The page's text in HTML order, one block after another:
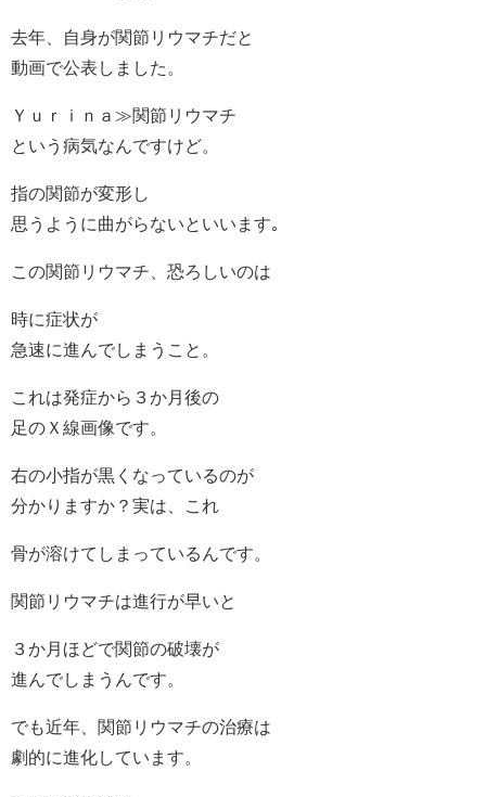
去年、自身が関節リウマチだと
動画で公表しました。
Ｙｕｒｉｎａ≫関節リウマチ
という病気なんですけど。
指の関節が変形し
思うように曲がらないといいます｡
この関節リウマチ、恐ろしいのは
時に症状が
急速に進んでしまうこと。
これは発症から３か月後の
足のＸ線画像です。
右の小指が黒くなっているのが
分かりますか？実は、これ
骨が溶けてしまっているんです。
関節リウマチは進行が早いと
３か月ほどで関節の破壊が
進んでしまうんです。
でも近年、関節リウマチの治療は
劇的に進化しています。